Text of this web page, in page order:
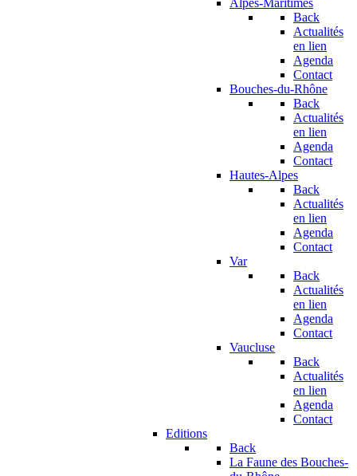
Alpes-Maritimes
Back
Actualités
en lien
Agenda
Contact
Bouches-du-Rhône
Back
Actualités
en lien
Agenda
Contact
Hautes-Alpes
Back
Actualités
en lien
Agenda
Contact
Var
Back
Actualités
en lien
Agenda
Contact
Vaucluse
Back
Actualités
en lien
Agenda
Contact
Editions
Back
La Faune des Bouches-